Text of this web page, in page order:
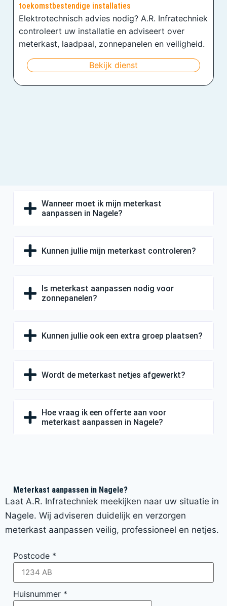
toekomstbestendige installaties
Elektrotechnisch advies nodig? A.R. Infratechniek
controleert uw installatie en adviseert over
meterkast, laadpaal, zonnepanelen en veiligheid.
Bekijk dienst
Wanneer moet ik mijn meterkast
aanpassen in Nagele?
Kunnen jullie mijn meterkast controleren?
Is meterkast aanpassen nodig voor
zonnepanelen?
Kunnen jullie ook een extra groep plaatsen?
Wordt de meterkast netjes afgewerkt?
Hoe vraag ik een offerte aan voor
meterkast aanpassen in Nagele?
Meterkast aanpassen in Nagele?
Laat A.R. Infratechniek meekijken naar uw situatie in
Nagele. Wij adviseren duidelijk en verzorgen
meterkast aanpassen veilig, professioneel en netjes.
Postcode *
Huisnummer *